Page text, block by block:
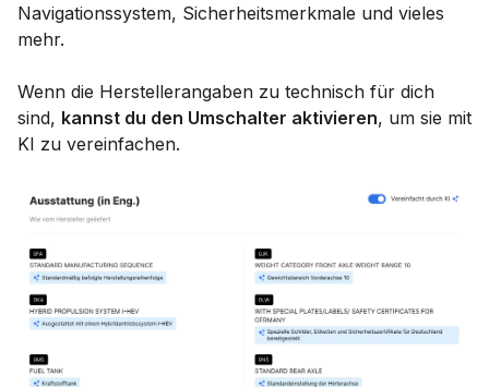
Navigationssystem, Sicherheitsmerkmale und vieles
mehr.
Wenn die Herstellerangaben zu technisch für dich
sind, kannst du den Umschalter aktivieren, um sie mit
KI zu vereinfachen.